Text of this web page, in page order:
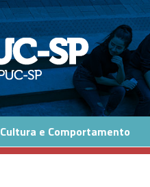
Cultura e Comportamento